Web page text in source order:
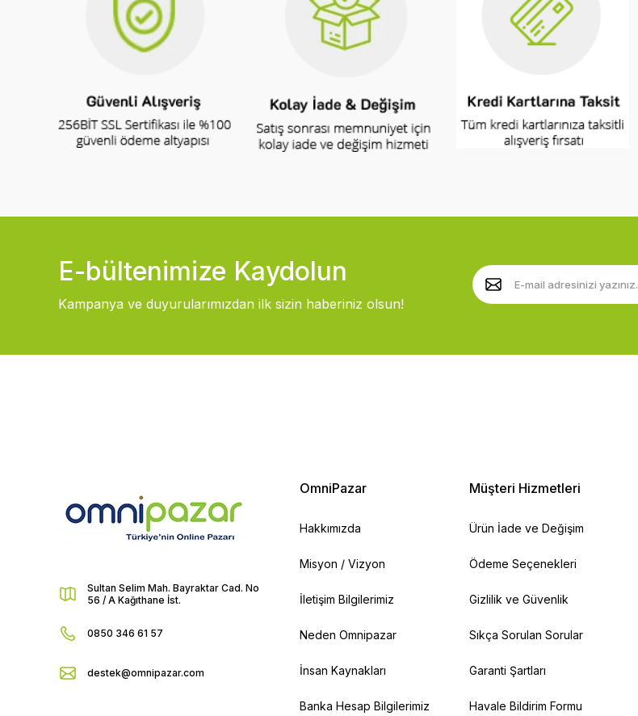
E-bültenimize Kaydolun
Kampanya ve duyurularımızdan ilk sizin haberiniz olsun!
Sultan Selim Mah. Bayraktar Cad. No
56 / A Kağıthane İst.
0850 346 61 57
destek@omnipazar.com
OmniPazar
Hakkımızda
Misyon / Vizyon
İletişim Bilgilerimiz
Neden Omnipazar
İnsan Kaynakları
Banka Hesap Bilgilerimiz
Müşteri Hizmetleri
Ürün İade ve Değişim
Ödeme Seçenekleri
Gizlilik ve Güvenlik
Sıkça Sorulan Sorular
Garanti Şartları
Havale Bildirim Formu